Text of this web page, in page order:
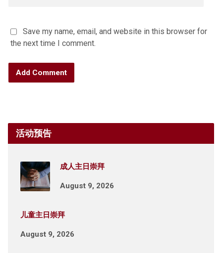
Save my name, email, and website in this browser for
the next time I comment.
活动预告
成人主日崇拜
August 9, 2026
儿童主日崇拜
August 9, 2026